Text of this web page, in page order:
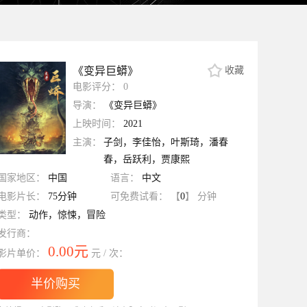
收藏
《变异巨蟒》
电影评分：
0
导演：
《变异巨蟒》
上映时间：
2021
主演：
子剑，李佳怡，叶斯琦，潘春
春，岳跃利，贾康熙
家地区：
中国 语言：
中文
影片长：
75分钟 可免费试看： 【0】
分钟
型：
动作，惊悚，冒险
行商：
片单价：
0.00元 元 / 次：